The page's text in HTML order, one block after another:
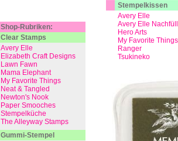
Stempelkissen
Avery Elle
Avery Elle
Hero Arts
My Favorite Things
Ranger
Tsukineko
Shop-Rubriken:
Clear Stamps
Avery Elle
Elizabeth Craft Designs
Lawn Fawn
Mama Elephant
My Favorite Things
Neat & Tangled
Newton's Nook
Paper Smooches
Stempelküche
The Alleyway Stamps
Gummi-Stempel